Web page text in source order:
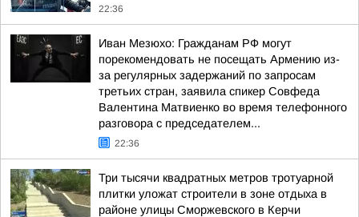
22:36
Иван Мезюхо: Гражданам РФ могут
порекомендовать не посещать Армению из-
за регулярных задержаний по запросам
третьих стран, заявила спикер Совфеда
Валентина Матвиенко во время телефонного
разговора с председателем...
22:36
Три тысячи квадратных метров тротуарной
плитки уложат строители в зоне отдыха в
районе улицы Сморжевского в Керчи